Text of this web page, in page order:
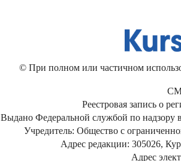
© При полном или частичном
Реестровая запись о
Выдано Федеральной службой по надзору
Учредитель: Общество с
Адрес редакции: 305026,
Адрес